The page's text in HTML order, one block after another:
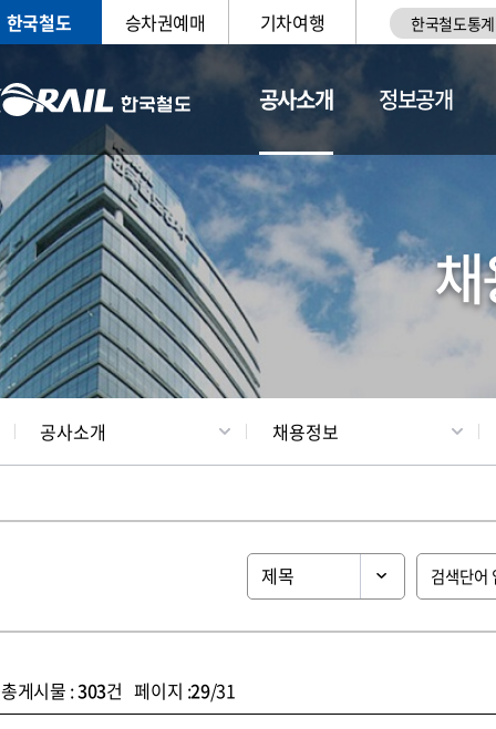
한국철도 승차권예매 기차여행 한국철도통계
공사소개
CEO 일반현황
정보공개
공사소개 채용정보
총게시물 :303건 페이지 :29/31